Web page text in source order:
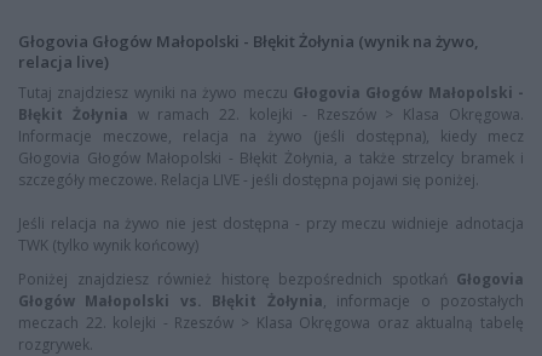
Głogovia Głogów Małopolski - Błękit Żołynia (wynik na żywo,
relacja live)
Tutaj znajdziesz wyniki na żywo meczu Głogovia Głogów Małopolski -
Błękit Żołynia w ramach 22. kolejki - Rzeszów > Klasa Okręgowa.
Informacje meczowe, relacja na żywo (jeśli dostępna), kiedy mecz
Głogovia Głogów Małopolski - Błękit Żołynia, a także strzelcy bramek i
szczegóły meczowe. Relacja LIVE - jeśli dostępna pojawi się poniżej.
Jeśli relacja na żywo nie jest dostępna - przy meczu widnieje adnotacja
TWK (tylko wynik końcowy)
Poniżej znajdziesz również historę bezpośrednich spotkań Głogovia
Głogów Małopolski vs. Błękit Żołynia, informacje o pozostałych
meczach 22. kolejki - Rzeszów > Klasa Okręgowa oraz aktualną tabelę
rozgrywek.